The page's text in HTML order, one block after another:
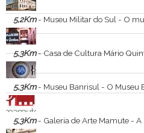
5,2Km- Museu Militar do Sul - O museu foi idealizado no ano de 1994 pelo então Comandante da 3ª Região Militar o General-de-Divisão João Carlos
5,3Km- Casa de Cultura Mário Quintana - É uma instituição ligada à Secretaria
5,3Km- Museu Banrisul - O Museu Banrisul abriu suas portas para visitação pública em 15 de março de 1994. Suas peças foram coletadas junto às agências do
5,3Km- Galeria de Arte Mamute - A Galeria de Arte Mamute foi criada em 2012 com o objetivo de destacar a pesquisa poética em arte contemporânea e lançar